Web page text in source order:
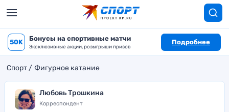
50K Бонусы на спортивные матчи
Эксклюзивные акции, розыгрыши призов
Подробнее
Спорт Фигурное катание
Любовь Трошкина
Корреспондент